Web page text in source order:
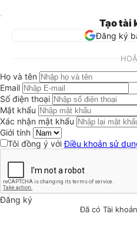
Tạo tài
Đăng ký
Họ và tên
Email
Số điện thoại
Mật khẩu
Xác nhận mật khẩu
Giới tính
Tôi đồng ý vớiĐiều khoản sử
Đăng ký
Đã có Tài